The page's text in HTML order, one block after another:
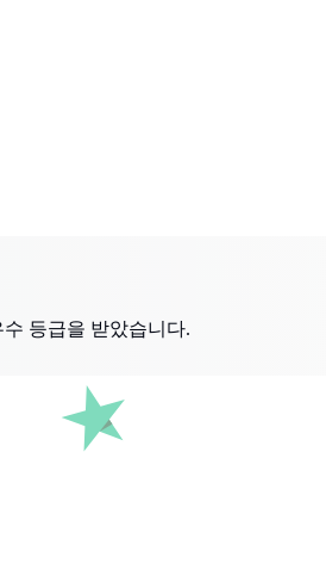
등급을 받았습니다.